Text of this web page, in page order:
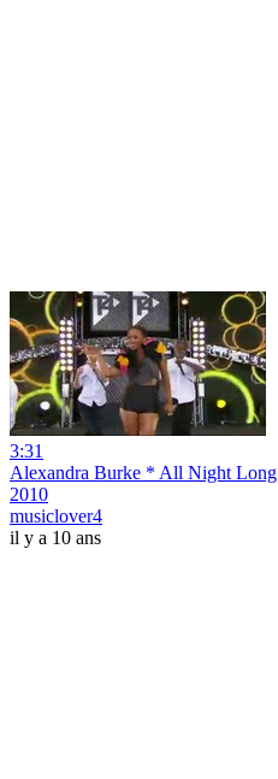
3:31
Alexandra Burke * All Night
2010
musiclover4
il y a 10 ans